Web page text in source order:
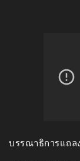
บรรณาธิการแถล